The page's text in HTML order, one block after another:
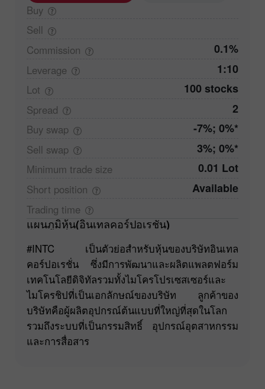
Buy
Sell
Commission
0.1%
Leverage 1:10
Lot 100 stocks
Spread 2
Buy swap -7%; 0%*
Sell swap 3%; 0%*
Minimum trade size 0.01 Lot
Short position Available
Trading time
แผนภูมิหุ้น(อินเทลคอร์ปอเรชั่น)
#INTC เป็นตัวย่อสำหรับหุ้นของบริษัทอินเทล
คอร์ปอเรชั่น ซึ่งมีการพัฒนาและผลิตแพลตฟอร์ม
เทคโนโลยีดิจิทัลรวมทั้งไมโครโปรเซสเซอร์และ
ไมโครชิปที่เป็นเอกลักษณ์ของบริษัท ลูกค้าของ
บริษัทคือผู้ผลิตอุปกรณ์ต้นแบบที่ใหญ่ที่สุดในโลก
รวมถึงระบบที่เป็นกรรมสิทธิ์ อุปกรณ์อุตสาหกรรม
และการสื่อสาร